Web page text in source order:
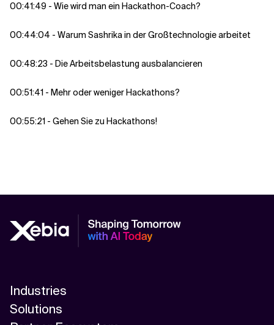
00:41:49 - Wie wird man ein Hackathon-Coach?
00:44:04 - Warum Sashrika in der Großtechnologie arbeitet
00:48:23 - Die Arbeitsbelastung ausbalancieren
00:51:41 - Mehr oder weniger Hackathons?
00:55:21 - Gehen Sie zu Hackathons!
Industries
Solutions